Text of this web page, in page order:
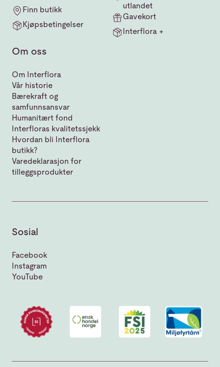
Finn butikk
Kjøpsbetingelser
utlandet
Gavekort
Interflora +
Om oss
Om Interflora
Vår historie
Bærekraft og
samfunnsansvar
Humanitært fond
Interfloras kvalitetssjekk
Hvordan bli Interflora
butikk?
Varedeklarasjon for
tilleggsprodukter
Sosial
Facebook
Instagram
YouTube